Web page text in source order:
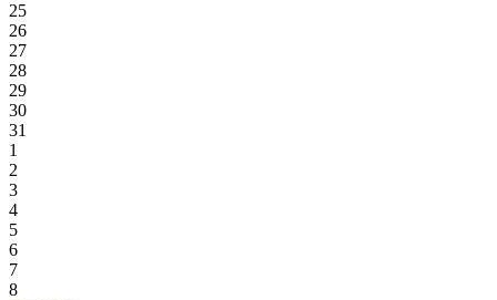
25
26
27
28
29
30
31
1
2
3
4
5
6
7
8